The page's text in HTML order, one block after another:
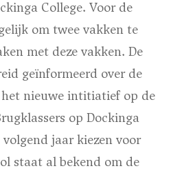
College. Voor de
om twee vakken te
met deze vakken. De
geïnformeerd over de
nieuwe intitiatief op de
op Dockinga
jaar kiezen voor
staat al bekend om de